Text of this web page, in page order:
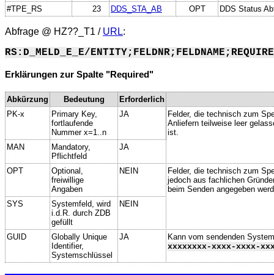
#TPE_RS
23 DDS_STA_AB OPT DDS Status
Abfrage @ HZ??_T1 / URL:
RS:D_MELD_E_E/
Erklärungen zur Spalte "Required"
Abkürzung Bedeutung
Erforderlich
PK-x
Primary Key,
fortlaufende
Nummer x=1..n
JA
Felder, die technisch zum
Anliefern teilweise leer
ist.
MAN
Mandatory,
Pflichtfeld
JA
OPT
Optional,
freiwillige
Angaben
NEIN
Felder, die technisch zum
jedoch aus fachlichen
beim Senden angegeben
SYS
Systemfeld, wird
i.d.R. durch ZDB
gefüllt
NEIN
GUID
Globally Unique
Identifier,
Systemschlüssel
JA
Kann vom sendenden
xxxxxxxx-xxxx-xxxx-